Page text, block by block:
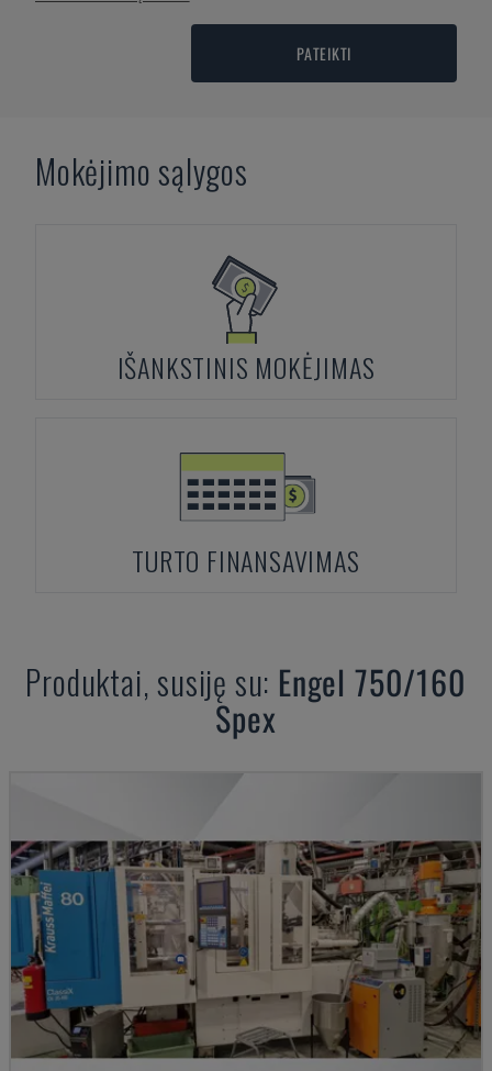
PATEIKTI
Mokėjimo sąlygos
IŠANKSTINIS MOKĖJIMAS
TURTO FINANSAVIMAS
Produktai, susiję su: Engel 750/160
Spex